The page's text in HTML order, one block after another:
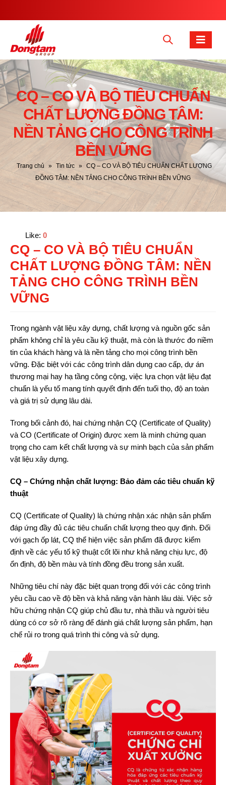
CQ – CO VÀ BỘ TIÊU CHUẨN
CHẤT LƯỢNG ĐỒNG TÂM:
NỀN TẢNG CHO CÔNG TRÌNH
BỀN VỮNG
Trang chủ » Tin tức » CQ – CO VÀ BỘ TIÊU CHUẨN CHẤT LƯỢNG
ĐỒNG TÂM: NỀN TẢNG CHO CÔNG TRÌNH BỀN VỮNG
Like: 0
CQ – CO VÀ BỘ TIÊU CHUẨN
CHẤT LƯỢNG ĐỒNG TÂM: NỀN
TẢNG CHO CÔNG TRÌNH BỀN
VỮNG
Trong ngành vật liệu xây dựng, chất lượng và nguồn gốc sản
phẩm không chỉ là yêu cầu kỹ thuật, mà còn là thước đo niềm
tin của khách hàng và là nền tảng cho mọi công trình bền
vững. Đặc biệt với các công trình dân dụng cao cấp, dự án
thương mại hay hạ tầng công cộng, việc lựa chọn vật liệu đạt
chuẩn là yếu tố mang tính quyết định đến tuổi thọ, độ an toàn
và giá trị sử dụng lâu dài.
Trong bối cảnh đó, hai chứng nhận CQ (Certificate of Quality)
và CO (Certificate of Origin) được xem là minh chứng quan
trọng cho cam kết chất lượng và sự minh bạch của sản phẩm
vật liệu xây dựng.
CQ – Chứng nhận chất lượng: Bảo đảm các tiêu chuẩn kỹ
thuật
CQ (Certificate of Quality) là chứng nhận xác nhận sản phẩm
đáp ứng đầy đủ các tiêu chuẩn chất lượng theo quy định. Đối
với gạch ốp lát, CQ thể hiện việc sản phẩm đã được kiểm
định về các yếu tố kỹ thuật cốt lõi như khả năng chịu lực, độ
ổn định, độ bền màu và tính đồng đều trong sản xuất.
Những tiêu chí này đặc biệt quan trọng đối với các công trình
yêu cầu cao về độ bền và khả năng vận hành lâu dài. Việc sở
hữu chứng nhận CQ giúp chủ đầu tư, nhà thầu và người tiêu
dùng có cơ sở rõ ràng để đánh giá chất lượng sản phẩm, hạn
chế rủi ro trong quá trình thi công và sử dụng.